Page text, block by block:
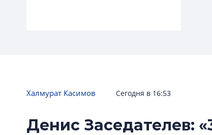
Халмурат Касимов Сегодня в 16:53
Денис Заседателев: